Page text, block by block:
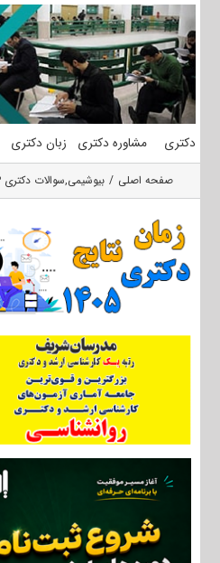
محتوا
دکتری مشاوره دکتری زبان دکتری
صفحه اصلی بیوشیمی,سوالات دکتری ۱۴۰۳